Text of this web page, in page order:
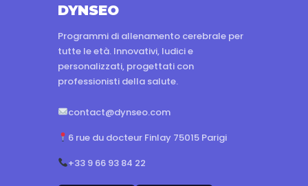
DYNSEO
Programmi di allenamento cerebrale per
tutte le età. Innovativi, ludici e
personalizzati, progettati con
professionisti della salute.
contact@dynseo.com
6 rue du docteur Finlay 75015 Parigi
+33 9 66 93 84 22